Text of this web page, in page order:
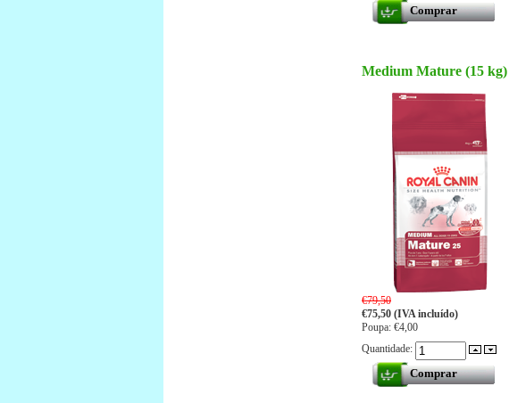
Medium Mature (15 kg)
€79,50
€75,50 (IVA incluído)
Poupa: €4,00
Quantidade: